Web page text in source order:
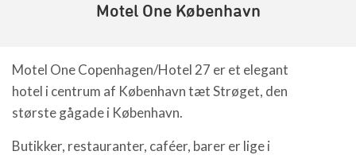
Motel One København
Motel One Copenhagen/Hotel 27 er et elegant
hotel i centrum af København tæt Strøget, den
største gågade i København.
Butikker, restauranter, caféer, barer er lige i